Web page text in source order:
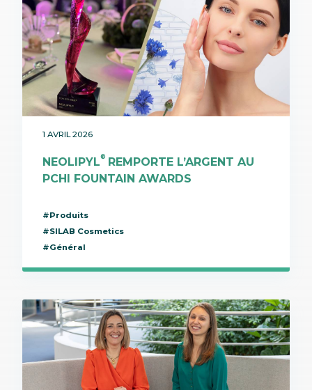
1 AVRIL 2026
NEOLIPYL®
REMPORTE L’ARGENT AU
PCHI FOUNTAIN AWARDS
#Produits
#SILAB Cosmetics
#Général